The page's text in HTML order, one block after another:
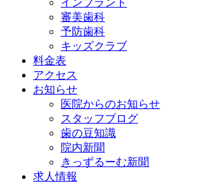
インプラント
審美歯科
予防歯科
キッズクラブ
料金表
アクセス
お知らせ
医院からのお知らせ
スタッフブログ
歯の豆知識
院内新聞
きっずるーむ新聞
求人情報